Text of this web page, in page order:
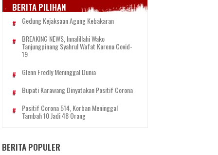
BERITA PILIHAN
Gedung Kejaksaan Agung Kebakaran
BREAKING NEWS, Innalillahi Wako
Tanjungpinang Syahrul Wafat Karena Covid-
19
Glenn Fredly Meninggal Dunia
Bupati Karawang Dinyatakan Positif Corona
Positif Corona 514, Korban Meninggal
Tambah 10 Jadi 48 Orang
BERITA POPULER